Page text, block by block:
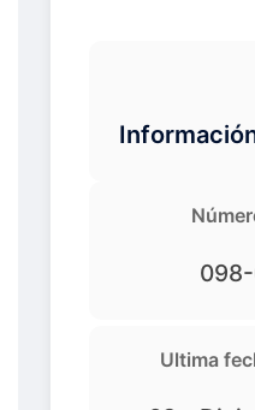
Ultima